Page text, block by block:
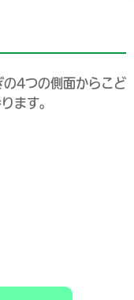
の4つの側面からこど
ます。